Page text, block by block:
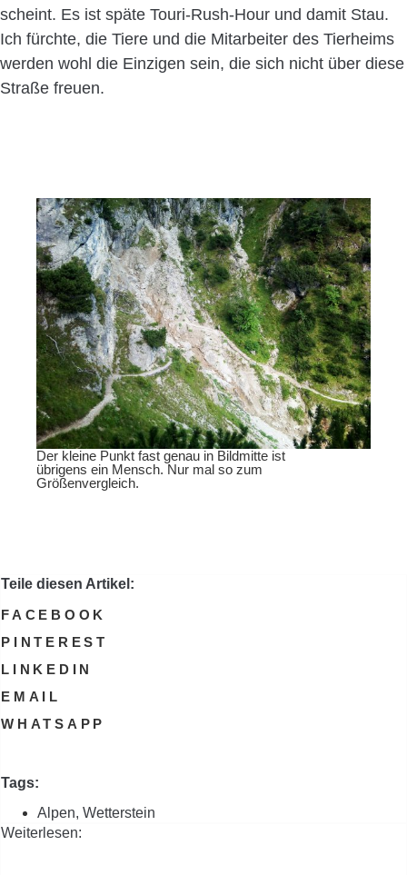
scheint. Es ist späte Touri-Rush-Hour und damit Stau.
Ich fürchte, die Tiere und die Mitarbeiter des Tierheims
werden wohl die Einzigen sein, die sich nicht über diese
Straße freuen.
Der kleine Punkt fast genau in Bildmitte ist
übrigens ein Mensch. Nur mal so zum
Größenvergleich.
Teile diesen Artikel:
FACEBOOK
PINTEREST
LINKEDIN
EMAIL
WHATSAPP
Tags:
Alpen, Wetterstein
Weiterlesen: